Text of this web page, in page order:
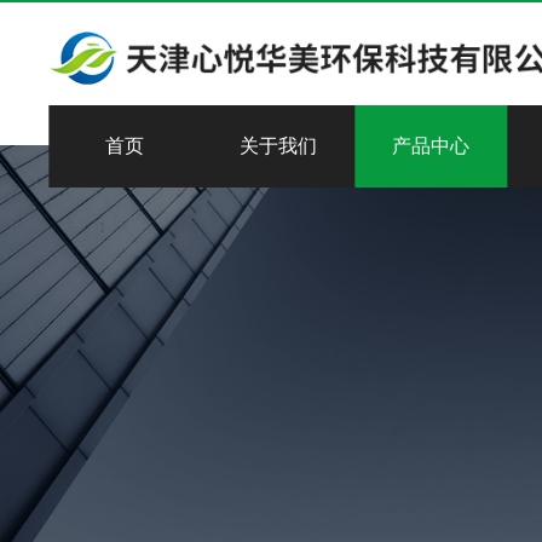
首页 关于我们 产品中心